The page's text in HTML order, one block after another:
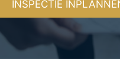
INSPECTIE